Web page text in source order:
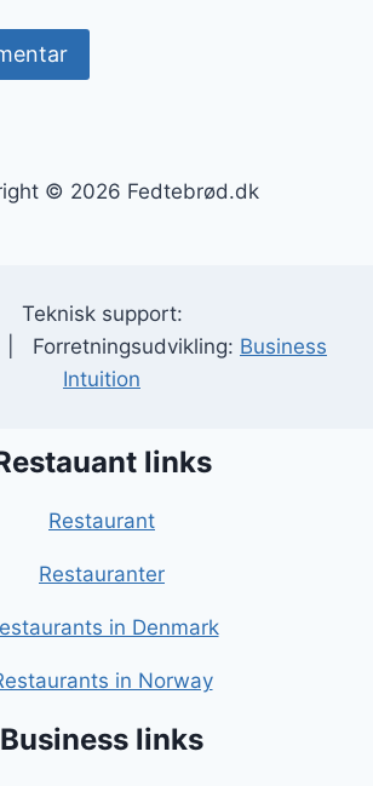
© 2026 Fedtebrød.dk
Teknisk support:
| Forretningsudvikling: Business
Intuition
links
Restaurant
Restauranter
in Denmark
in Norway
Business links